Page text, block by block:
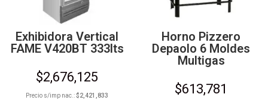
Exhibidora Vertical
FAME V420BT 333lts
$2,676,125
Precio s/imp nac.:$2,421,833
Horno Pizzero
Depaolo 6 Moldes
Multigas
$613,781